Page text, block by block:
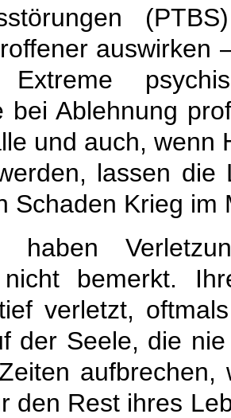
auswirken
Extreme
bei Ablehnung
und auch, wenn
lassen die
Schaden Krieg im
haben
bemerkt.
verletzt,
der Seele, die
aufbrechen,
den Rest ihres